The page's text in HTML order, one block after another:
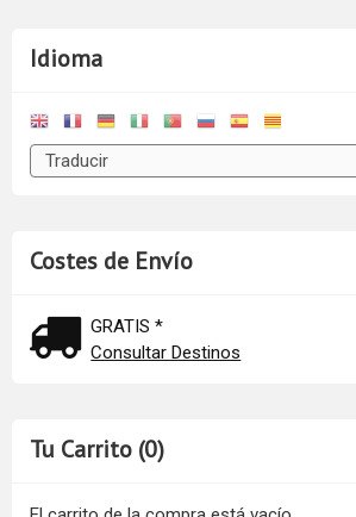
Idioma
Costes de Envío
GRATIS *
Consultar Destinos
Tu Carrito (0)